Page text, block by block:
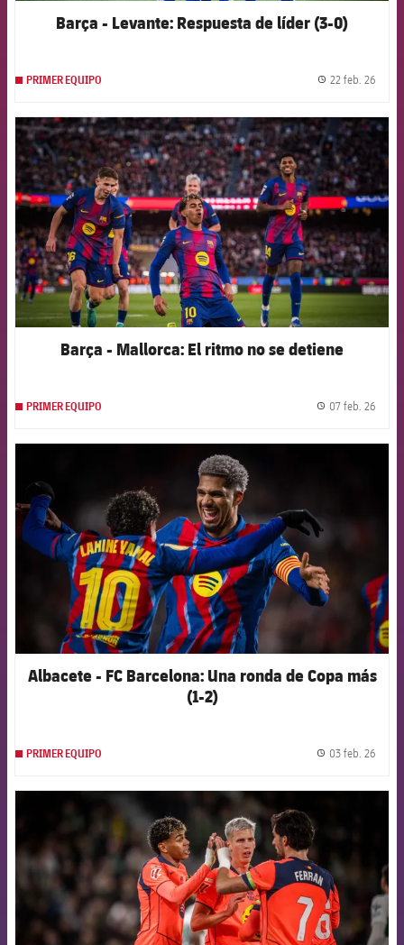
Barça - Levante: Respuesta de líder (3-0)
PRIMER EQUIPO 22 feb. 26
FCB Barcelona badge
Barça - Mallorca: El ritmo no se detiene
PRIMER EQUIPO 07 feb. 26
FCB Barcelona badge
Albacete - FC Barcelona: Una ronda de Copa más
(1-2)
PRIMER EQUIPO 03 feb. 26
FCB Barcelona badge